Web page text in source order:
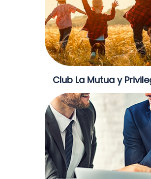
Club La Mutua y